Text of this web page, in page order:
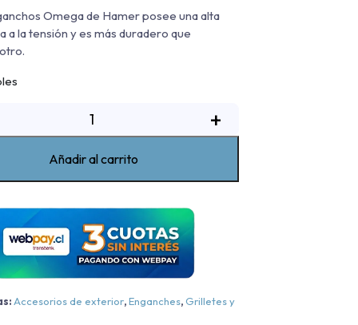
original
era:
$59.990.
actual
es:
Omega de Hamer posee una alta
a la tensión y es más duradero que
+
Añadir al carrito
Accesorios de exterior,Enganches,Grilletes y